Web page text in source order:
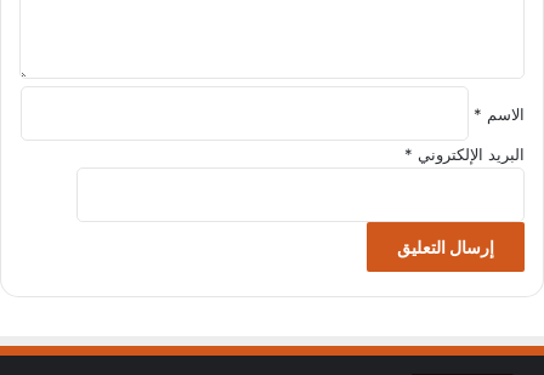
الاسم *
البريد الإلكتروني *